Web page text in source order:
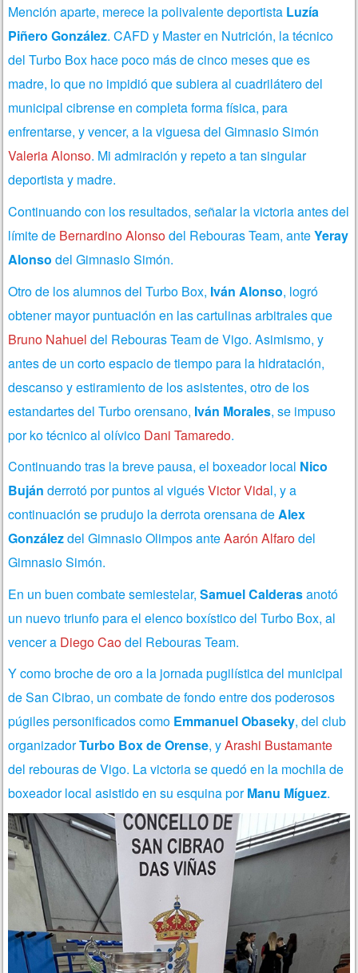
Mención aparte, merece la polivalente deportista Luzía
Piñero González. CAFD y Master en Nutrición, la técnico
del Turbo Box hace poco más de cinco meses que es
madre, lo que no impidió que subiera al cuadrilátero del
municipal cibrense en completa forma física, para
enfrentarse, y vencer, a la viguesa del Gimnasio Simón
Valeria Alonso. Mi admiración y repeto a tan singular
deportista y madre.
Continuando con los resultados, señalar la victoria antes del
límite de Bernardino Alonsodel Rebouras Team, anteYeray
Alonso del Gimnasio Simón.
Otro de los alumnos del Turbo Box, Iván Alonso, logró
obtener mayor puntuación en las cartulinas arbitrales que
Bruno Nahuel del Rebouras Team de Vigo. Asimismo, y
antes de un corto espacio de tiempo para la hidratación,
descanso y estiramiento de los asistentes, otro de los
estandartes del Turbo orensano, Iván Morales, se impuso
por ko técnico al olívico Dani Tamaredo.
Continuando tras la breve pausa, el boxeador local Nico
Buján derrotó por puntos al viguésVictor Vidal, y a
continuación se prudujo la derrota orensana deAlex
Gonzálezdel Gimnasio Olimpos anteAarón Alfarodel
Gimnasio Simón.
En un buen combate semiestelar,Samuel Calderasanotó
un nuevo triunfo para el elenco boxístico del Turbo Box, al
vencer a Diego Caodel Rebouras Team.
Y como broche de oro a la jornada pugilística del municipal
de San Cibrao, un combate de fondo entre dos poderosos
púgiles personificados como Emmanuel Obaseky, del club
organizadorTurbo Box de Orense, yArashi Bustamante
del rebouras de Vigo. La victoria se quedó en la mochila de
boxeador local asistido en su esquina porManu Míguez.